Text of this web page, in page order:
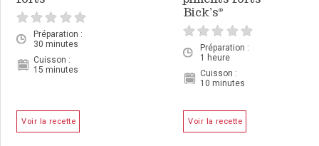
Préparation :
30 minutes
Cuisson :
15 minutes
Voir la recette
Bick’s®
Préparation :
1 heure
Cuisson :
10 minutes
Voir la recette